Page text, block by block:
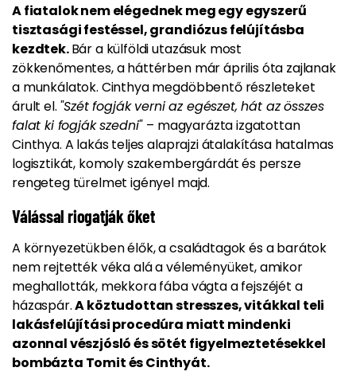
A fiatalok nem elégednek meg egy egyszerű
tisztasági festéssel, grandiózus felújításba
kezdtek.Bár a külföldi utazásuk most
zökkenőmentes, a háttérben már április óta zajlanak
a munkálatok. Cinthya megdöbbentő részleteket
árult el. "Szét fogják verni az egészet, hát az összes
falat ki fogják szedni" – magyarázta izgatottan
Cinthya. A lakás teljes alaprajzi átalakítása hatalmas
logisztikát, komoly szakembergárdát és persze
rengeteg türelmet igényel majd.
Válással riogatják őket
A környezetükben élők, a családtagok és a barátok
nem rejtették véka alá a véleményüket, amikor
meghallották, mekkora fába vágta a fejszéjét a
házaspár.A köztudottan stresszes, vitákkal teli
lakásfelújítási procedúra miatt mindenki
azonnal vészjósló és sötét figyelmeztetésekkel
bombázta Tomit és Cinthyát.